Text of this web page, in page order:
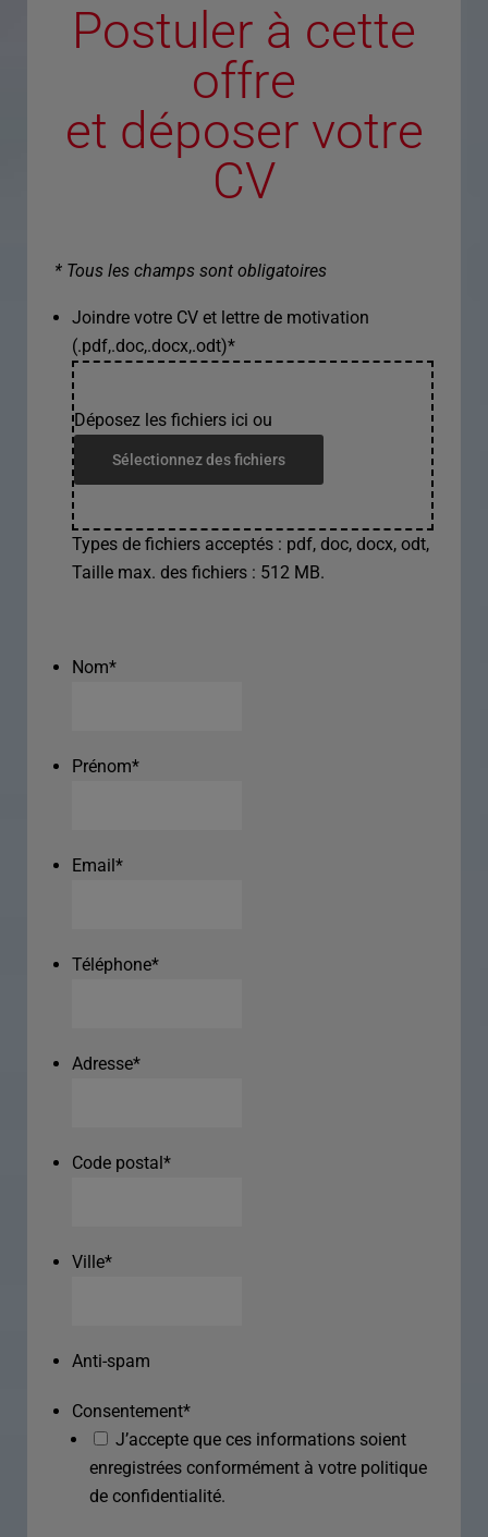
Postuler à cette
offre
et déposer votre
CV
* Tous les champs sont obligatoires
Joindre votre CV et lettre de motivation
(.pdf,.doc,.docx,.odt)*
Déposez les fichiers ici ou
Sélectionnez des fichiers
Types de fichiers acceptés : pdf, doc, docx, odt,
Taille max. des fichiers : 512 MB.
Nom*
Prénom*
Email*
Téléphone*
Adresse*
Code postal*
Ville*
Anti-spam
Consentement*
J’accepte que ces informations soient
enregistrées conformément à votre politique
de confidentialité.